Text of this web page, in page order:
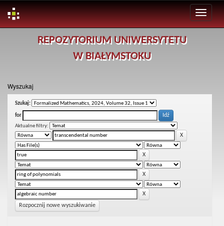
REPOZYTORIUM UNIWERSYTETU
W BIAŁYMSTOKU
Wyszukaj
Szukaj:
for
Aktualne filtry:
Rozpocznij nowe wyszukiwanie